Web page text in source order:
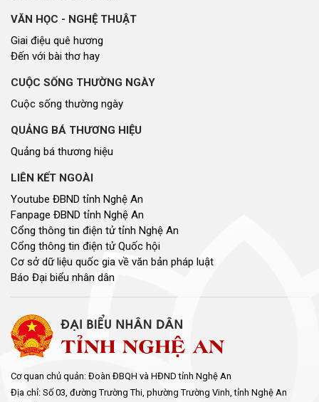
VĂN HỌC - NGHỆ THUẬT
Giai điệu quê hương
Đến với bài thơ hay
CUỘC SỐNG THƯỜNG NGÀY
Cuộc sống thường ngày
QUẢNG BÁ THƯƠNG HIỆU
Quảng bá thương hiệu
LIÊN KẾT NGOÀI
Youtube ĐBND tỉnh Nghệ An
Fanpage ĐBND tỉnh Nghệ An
Cổng thông tin điện tử tỉnh Nghệ An
Cổng thông tin điện tử Quốc hội
Cơ sở dữ liệu quốc gia về văn bản pháp luật
Báo Đại biểu nhân dân
Cơ quan chủ quản: Đoàn ĐBQH và HĐND tỉnh Nghệ An
Địa chỉ: Số 03, đường Trường Thi, phường Trường Vinh, tỉnh Nghệ An